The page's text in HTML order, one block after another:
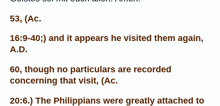
53, (Ac.
16:9-40;) and it appears he visited them again,
A.D.
60, though no particulars are recorded
concerning that visit, (Ac.
20:6.) The Philippians were greatly attached to